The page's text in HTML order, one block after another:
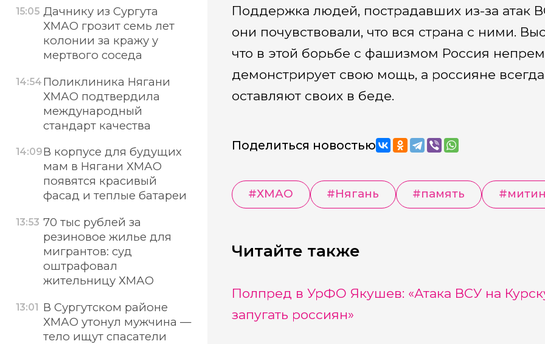
Поддержка людей, пострадавших из-за атак
они почувствовали, что вся страна с ними.
что в этой борьбе с фашизмом Россия
демонстрирует свою мощь, а россияне
оставляют своих в беде.
Поделиться новостью
#ХМАО #Нягань #память #
Читайте также
Полпред в УрФО Якушев: «Атака ВСУ на
запугать россиян»
15:05 Дачнику из Сургута
ХМАО грозит семь лет
колонии за кражу у
мертвого соседа
14:54 Поликлиника Нягани
ХМАО подтвердила
международный
стандарт качества
14:09В корпусе для будущих
мам в Нягани ХМАО
появятся красивый
фасад и теплые батареи
13:53 70 тыс рублей за
резиновое жилье для
мигрантов: суд
оштрафовал
жительницу ХМАО
13:01 В Сургутском районе
ХМАО утонул мужчина —
тело ищут спасатели